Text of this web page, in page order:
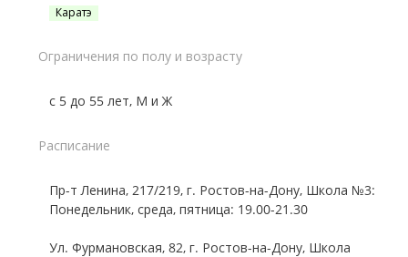
Каратэ
Ограничения по полу и возрасту
с 5 до 55 лет, М и Ж
Расписание
Пр-т Ленина, 217/219, г. Ростов-на-Дону, Школа №3:
Понедельник, среда, пятница: 19.00-21.30
Ул. Фурмановская, 82, г. Ростов-на-Дону, Школа